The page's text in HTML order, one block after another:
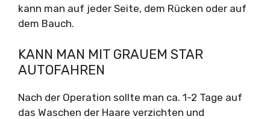
kann man auf jeder Seite, dem Rücken oder auf
dem Bauch.
KANN MAN MIT GRAUEM STAR
AUTOFAHREN
Nach der Operation sollte man ca. 1-2 Tage auf
das Waschen der Haare verzichten und